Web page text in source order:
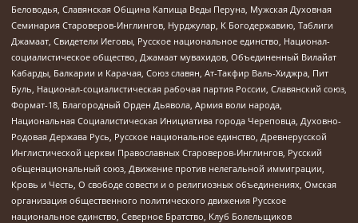
Беловодья, Славянская Община Капища Веды Перуна, Мужская Духовная
Семинария Староверов-Инглингов, Нурджулар, К Богодержавию, Таблиги
Джамаат, Свидетели Иеговы, Русское национальное единство, Национал-
социалистическое общество, Джамаат мувахидов, Объединенный Вилайат
Кабарды, Балкарии и Карачая, Союз славян, Ат-Такфир Валь-Хиджра, Пит
Буль, Национал-социалистическая рабочая партия России, Славянский союз,
Формат-18, Благородный Орден Дьявола, Армия воли народа,
Национальная Социалистическая Инициатива города Череповца, Духовно-
Родовая Держава Русь, Русское национальное единство, Древнерусской
Инглистической церкви Православных Староверов-Инглингов, Русский
общенациональный союз, Движение против нелегальной иммиграции,
Кровь и Честь, О свободе совести и о религиозных объединениях, Омская
организация общественного политического движения Русское
национальное единство, Северное Братство, Клуб Болельщиков